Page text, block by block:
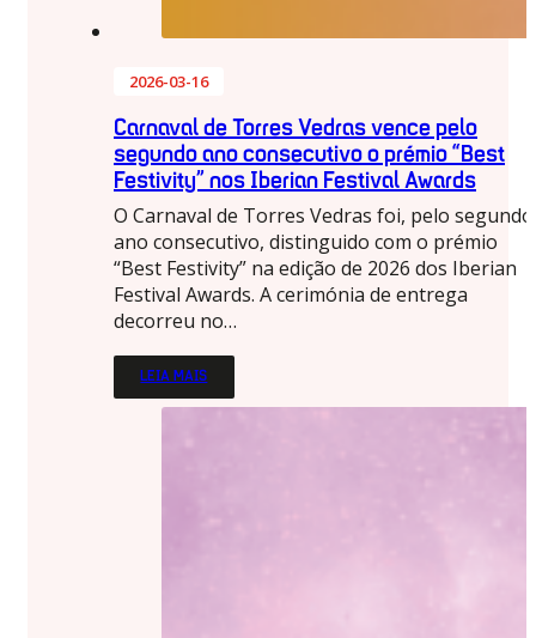
2026-03-16
Carnaval de Torres Vedras vence pelo
segundo ano consecutivo o prémio “Best
Festivity” nos Iberian Festival Awards
O Carnaval de Torres Vedras foi, pelo segundo
ano consecutivo, distinguido com o prémio
“Best Festivity” na edição de 2026 dos Iberian
Festival Awards. A cerimónia de entrega
decorreu no…
LEIA MAIS